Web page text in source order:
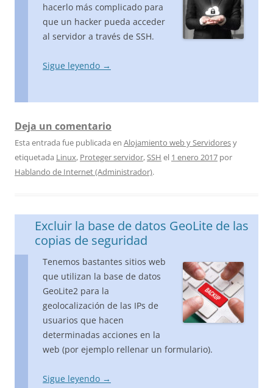
hacerlo más complicado para
que un hacker pueda acceder
al servidor a través de SSH.
Sigue leyendo →
Deja un comentario
Esta entrada fue publicada en Alojamiento web y Servidoresy
etiquetada Linux, Proteger servidor,SSH el 1 enero 2017 por
Hablando de Internet (Administrador).
Excluir la base de datos GeoLite de las
copias de seguridad
Tenemos bastantes sitios web
que utilizan la base de datos
GeoLite2 para la
geolocalización de las IPs de
usuarios que hacen
determinadas acciones en la
web (por ejemplo rellenar un formulario).
Sigue leyendo →